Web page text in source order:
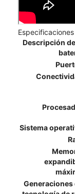
Descripción
Sistema
Generaciones